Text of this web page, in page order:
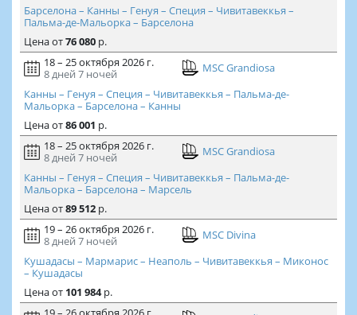
Барселона – Канны – Генуя – Специя – Чивитавеккья –
Пальма-де-Мальорка – Барселона
Ценаот76 080р.
18 – 25 октября 2026 г.
8 дней 7 ночей
MSC Grandiosa
Канны – Генуя – Специя – Чивитавеккья – Пальма-де-
Мальорка – Барселона – Канны
Ценаот86 001 р.
18 – 25 октября 2026 г.
8 дней 7 ночей
MSC Grandiosa
Канны – Генуя – Специя – Чивитавеккья – Пальма-де-
Мальорка – Барселона – Марсель
Ценаот89 512р.
19 – 26 октября 2026 г.
8 дней 7 ночей
MSC Divina
Кушадасы – Мармарис – Неаполь – Чивитавеккья – Миконос
– Кушадасы
Ценаот 101 984р.